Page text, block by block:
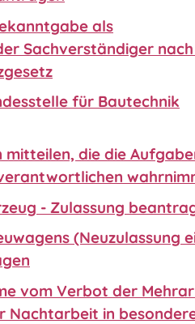
als
Sachverständiger nach
für Bautechnik
mitteilen, die die
- Zulassung
(Neuzulassung
vom Verbot der
Nachtarbeit in